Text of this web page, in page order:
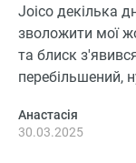
Joico декілька
зволожити мої
та блиск
перебільшений,
Анастасія
30.03.2025